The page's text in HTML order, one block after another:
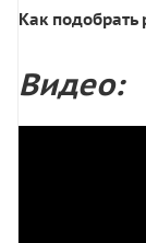
Как подобрать
Видео: